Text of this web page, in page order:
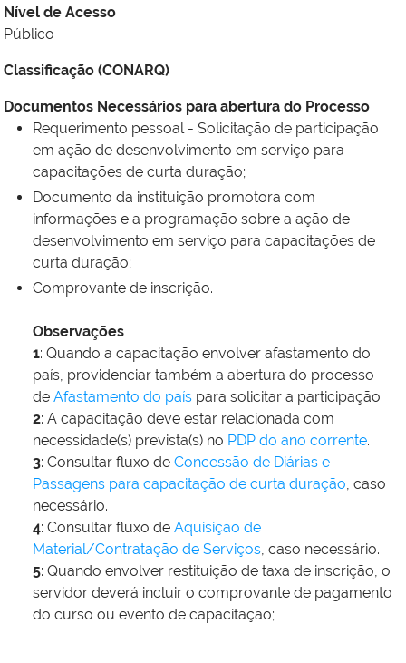
Nível de Acesso
Público
Classificação (CONARQ)
Documentos Necessários para abertura do Processo
Requerimento pessoal - Solicitação de participação
em ação de desenvolvimento em serviço para
capacitações de curta duração;
Documento da instituição promotora com
informações e a programação sobre a ação de
desenvolvimento em serviço para capacitações de
curta duração;
Comprovante de inscrição.
Observações
1: Quando a capacitação envolver afastamento do
país, providenciar também a abertura do processo
de Afastamento do país para solicitar a participação.
2: A capacitação deve estar relacionada com
necessidade(s) prevista(s) no PDP do ano corrente.
3: Consultar fluxo de Concessão de Diárias e
Passagens para capacitação de curta duração, caso
necessário.
4: Consultar fluxo de Aquisição de
Material/Contratação de Serviços, caso necessário.
5: Quando envolver restituição de taxa de inscrição, o
servidor deverá incluir o comprovante de pagamento
do curso ou evento de capacitação;